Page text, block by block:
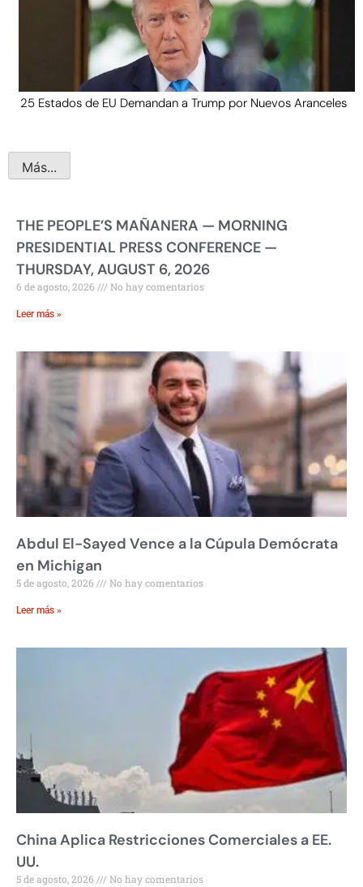
25 Estados de EU Demandan a Trump por Nuevos Aranceles
Más...
THE PEOPLE’S MAÑANERA — MORNING
PRESIDENTIAL PRESS CONFERENCE —
THURSDAY, AUGUST 6, 2026
6 de agosto, 2026 No hay comentarios
Leer más »
Abdul El-Sayed Vence a la Cúpula Demócrata
en Michigan
5 de agosto, 2026 No hay comentarios
Leer más »
China Aplica Restricciones Comerciales a EE.
UU.
5 de agosto, 2026 No hay comentarios